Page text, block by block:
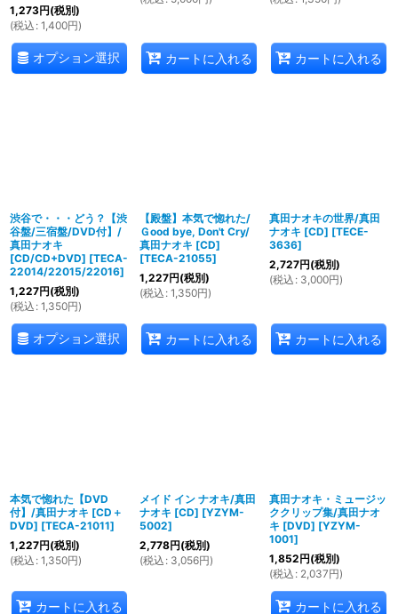
1,273円(税別)
(税込 : 1,400円)
オプション選択 カートに入れる カートに入れる
渋谷で・・・どう？【渋
谷盤/三宿盤/DVD付】/
真田ナオキ
[CD/CD+DVD] [TECA-
22014/22015/22016]
1,227円(税別)
(税込 : 1,350円)
オプション選択
【殿盤】本気で惚れた/
Ｇood bye, Don't Cry/
真田ナオキ [CD]
[TECA-21055]
1,227円(税別)
(税込 : 1,350円)
カートに入れる
真田ナオキの世界/真田
ナオキ [CD] [TECE-
3636]
2,727円(税別)
(税込 : 3,000円)
カートに入れる
本気で惚れた【DVD
付】/真田ナオキ [CD＋
DVD] [TECA-21011]
1,227円(税別)
(税込 : 1,350円)
カートに入れる
メイド イン ナオキ/真田
ナオキ [CD] [YZYM-
5002]
2,778円(税別)
(税込 : 3,056円)
真田ナオキ・ミュージッ
ククリップ集/真田ナオ
キ [DVD] [YZYM-
1001]
1,852円(税別)
(税込 : 2,037円)
カートに入れる